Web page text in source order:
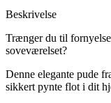
Koustrup
Beskrivelse
Trænger du til
soveværelset?
Denne elegante pude
sikkert pynte flot i dit